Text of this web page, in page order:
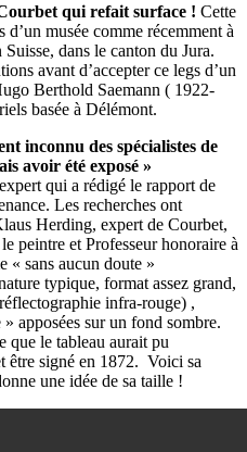
qui refait surface ! Cette
d’un musée comme récemment à
dans le canton du Jura.
avant d’accepter ce legs d’un
Berthold Saemann ( 1922-
basée à Délémont.
inconnu des spécialistes de
avoir été exposé »
qui a rédigé le rapport de
Les recherches ont
Herding, expert de Courbet,
peintre et Professeur honoraire à
« sans aucun doute »
typique, format assez grand,
infra-rouge) ,
apposées sur un fond sombre.
que le tableau aurait pu
être signé en 1872. Voici sa
une idée de sa taille !